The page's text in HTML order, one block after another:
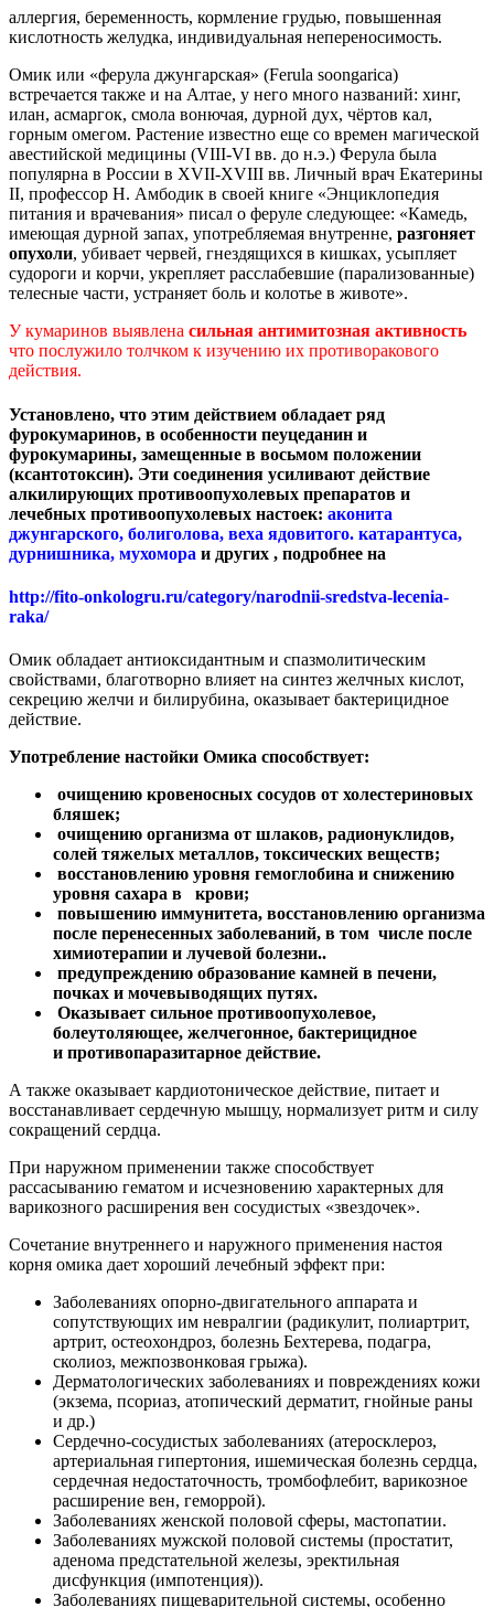
аллергия, беременность, кормление грудью, повышенная
кислотность желудка, индивидуальная непереносимость.
Омик или «ферула джунгарская» (Ferula soongarica)
встречается также и на Алтае, у него много названий: хинг,
илан, асмаргок, смола вонючая, дурной дух, чёртов кал,
горным омегом. Растение известно еще со времен магической
авестийской медицины (VIII-VI вв. до н.э.) Ферула была
популярна в России в XVII-XVIII вв. Личный врач Екатерины
II, профессор Н. Амбодик в своей книге «Энциклопедия
питания и врачевания» писал о феруле следующее: «Камедь,
имеющая дурной запах, употребляемая внутренне, разгоняет
опухоли, убивает червей, гнездящихся в кишках, усыпляет
судороги и корчи, укрепляет расслабевшие (парализованные)
телесные части, устраняет боль и колотье в животе».
У кумаринов выявлена сильная антимитозная активность
что послужило толчком к изучению их противоракового
действия.
Установлено, что этим действием обладает ряд
фурокумаринов, в особенности пеуцеданин и
фурокумарины, замещенные в восьмом положении
(ксантотоксин). Эти соединения усиливают действие
алкилирующих противоопухолевых препаратов и
лечебных противоопухолевых настоек: аконита
джунгарского, болиголова, веха ядовитого. катарантуса,
дурнишника, мухомора и других , подробнее на
http://fito-onkologru.ru/category/narodnii-sredstva-lecenia-
raka/
Омик обладает антиоксидантным и спазмолитическим
свойствами, благотворно влияет на синтез желчных кислот,
секрецию желчи и билирубина, оказывает бактерицидное
действие.
Употребление настойки Омика способствует:
очищению кровеносных сосудов от холестериновых
бляшек;
очищению организма от шлаков, радионуклидов,
солей тяжелых металлов, токсических веществ;
восстановлению уровня гемоглобина и снижению
уровня сахара в крови;
повышению иммунитета, восстановлению организма
после перенесенных заболеваний, в том числе после
химиотерапии и лучевой болезни..
предупреждению образование камней в печени,
почках и мочевыводящих путях.
Оказывает сильное противоопухолевое,
болеутоляющее, желчегонное, бактерицидное
и противопаразитарное действие.
А также оказывает кардиотоническое действие, питает и
восстанавливает сердечную мышцу, нормализует ритм и силу
сокращений сердца.
При наружном применении также способствует
рассасыванию гематом и исчезновению характерных для
варикозного расширения вен сосудистых «звездочек».
Сочетание внутреннего и наружного применения настоя
корня омика дает хороший лечебный эффект при:
Заболеваниях опорно-двигательного аппарата и
сопутствующих им невралгии (радикулит, полиартрит,
артрит, остеохондроз, болезнь Бехтерева, подагра,
сколиоз, межпозвонковая грыжа).
Дерматологических заболеваниях и повреждениях кожи
(экзема, псориаз, атопический дерматит, гнойные раны
и др.)
Сердечно-сосудистых заболеваниях (атеросклероз,
артериальная гипертония, ишемическая болезнь сердца,
сердечная недостаточность, тромбофлебит, варикозное
расширение вен, геморрой).
Заболеваниях женской половой сферы, мастопатии.
Заболеваниях мужской половой системы (простатит,
аденома предстательной железы, эректильная
дисфункция (импотенция)).
Заболеваниях пищеварительной системы, особенно